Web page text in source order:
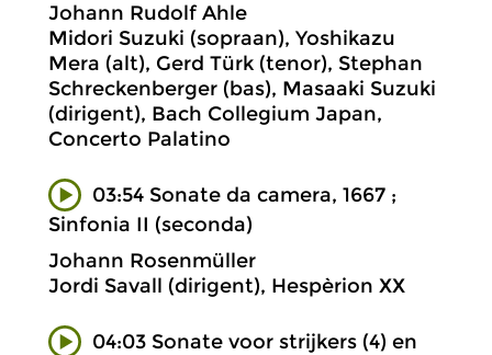
Johann Rudolf Ahle
Midori Suzuki (sopraan), Yoshikazu
Mera (alt), Gerd Türk (tenor), Stephan
Schreckenberger (bas), Masaaki Suzuki
(dirigent), Bach Collegium Japan,
Concerto Palatino
03:54 Sonate da camera, 1667 ;
Sinfonia II (seconda)
Johann Rosenmüller
Jordi Savall (dirigent), Hespèrion XX
04:03 Sonate voor strijkers (4) en